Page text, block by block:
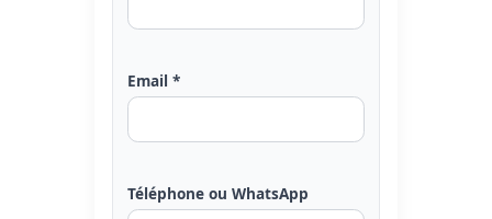
Email *
Téléphone ou WhatsApp